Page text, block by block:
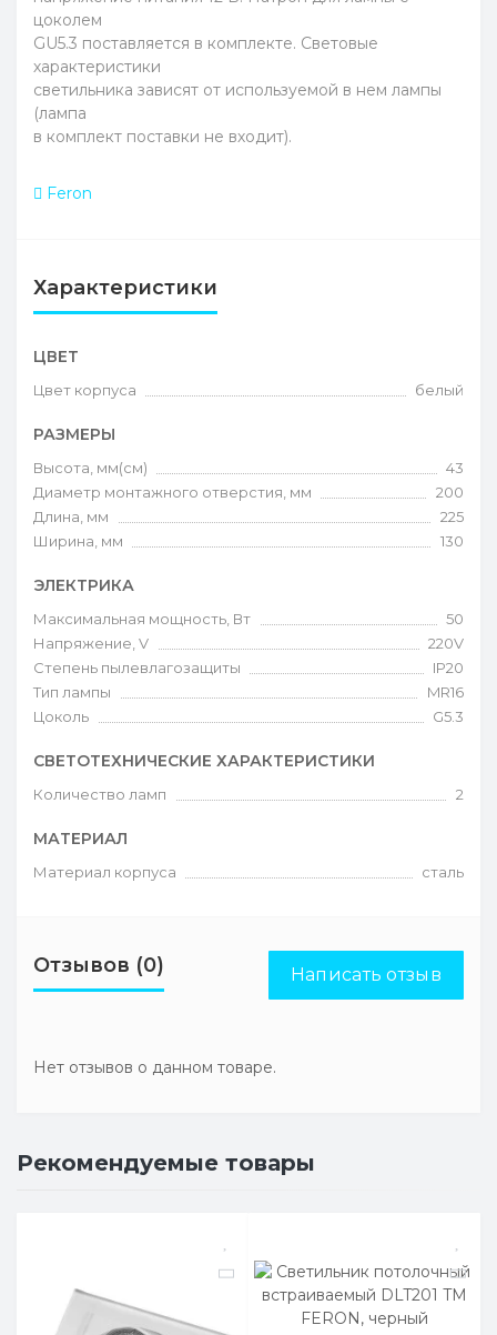
цоколем
GU5.3 поставляется в комплекте. Световые
характеристики
светильника зависят от используемой в нем лампы
(лампа
в комплект поставки не входит).
Feron
Характеристики
ЦВЕТ
Цвет корпуса белый
РАЗМЕРЫ
Высота, мм(см)
43
Диаметр монтажного отверстия, мм
200
Длина, мм
225
Ширина, мм
130
ЭЛЕКТРИКА
Максимальная мощность, Вт
50
Напряжение, V
220V
Степень пылевлагозащиты
IP20
Тип лампы
MR16
Цоколь
G5.3
СВЕТОТЕХНИЧЕСКИЕ ХАРАКТЕРИСТИКИ
Количество ламп 2
МАТЕРИАЛ
Материал корпуса сталь
Отзывов (0) Написать отзыв
Нет отзывов о данном товаре.
Рекомендуемые товары